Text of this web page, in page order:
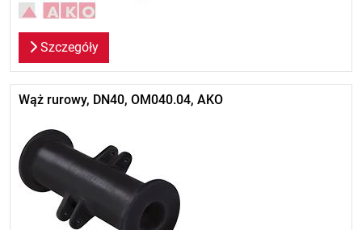
Szczegóły
Wąż rurowy, DN40, OM040.04, AKO